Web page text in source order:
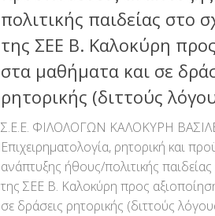
πολιτικής παιδείας στο
της ΣΕΕ Β. Καλοκύρη
στα μαθήματα και σε
ρητορικής (διττούς
Σ.Ε.Ε. ΦΙΛΟΛΟΓΩΝ ΚΑΛΟΚΥΡΗ
Επιχειρηματολογία, ρητορική και
ανάπτυξης ήθους/πολιτικής
της ΣΕΕ Β. Καλοκύρη προς
σε δράσεις ρητορικής (διττούς